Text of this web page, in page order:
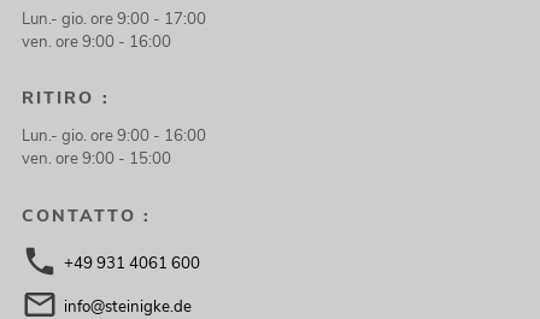
Lun.- gio. ore 9:00 - 17:00
ven. ore 9:00 - 16:00
RITIRO :
Lun.- gio. ore 9:00 - 16:00
ven. ore 9:00 - 15:00
CONTATTO :
+49 931 4061 600
info@steinigke.de